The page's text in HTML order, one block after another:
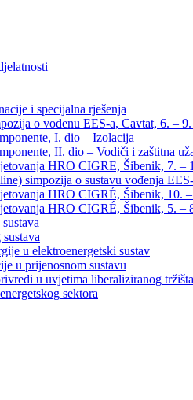
i specijalna rješenja
o vođenu EES-a, Cavtat, 6. –
I. dio – Izolacija
II. dio – Vodiči i zaštitna
HRO CIGRE, Šibenik, 7. –
simpozija o sustavu vođenja
HRO CIGRÉ, Šibenik, 10.
HRO CIGRÉ, Šibenik, 5. –
u elektroenergetski sustav
u prijenosnom sustavu
u uvjetima liberaliziranog
sektora